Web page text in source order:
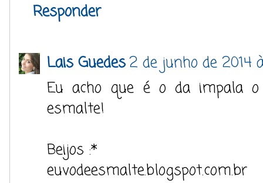
Responder
Lais Guedes2 de junho de 2014
Eu acho que é o da impala
esmalte!
Beijos :*
euvodeesmalte.blogspot.com.br